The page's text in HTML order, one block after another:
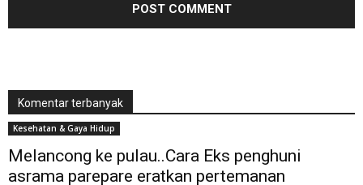
Komentar terbanyak
Kesehatan & Gaya Hidup
Melancong ke pulau..Cara Eks penghuni
asrama parepare eratkan pertemanan